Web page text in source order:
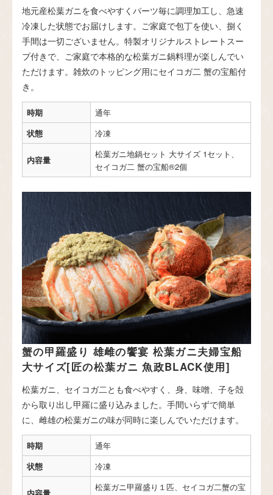
地元産松葉ガニを食べやすくパーツ毎に調理加工し、急速
冷凍した状態でお届けします。ご家庭で包丁を使い、捌く
手間は一切ございません。特製オリジナルストレートスー
プ付きで、ご家庭で本格的な松葉ガニ鍋料理が楽しんでい
ただけます。雑炊のトッピング用にセイコガ二 蟹の宝船付
き。
時期
通年
状態
冷凍
内容量
松葉ガニ地鍋セット 大サイズ 1セット、
セイコガ二 蟹の宝船®2個
蟹の甲羅盛り 雄雌の饗宴 松葉ガニ夫婦宝船
大サイズ[匠の松葉ガニ 魚政BLACK使用]
松葉ガニ、セイコガ二とも食べやすく、身、味噌、子を殻
から取り出し甲羅に盛り込みました。手間いらずで簡単
に、雌雄の松葉ガニの味が同時に楽しんでいただけます。
時期
通年
状態
冷凍
松葉ガニ甲羅盛り１匹、セイコガ二蟹の宝